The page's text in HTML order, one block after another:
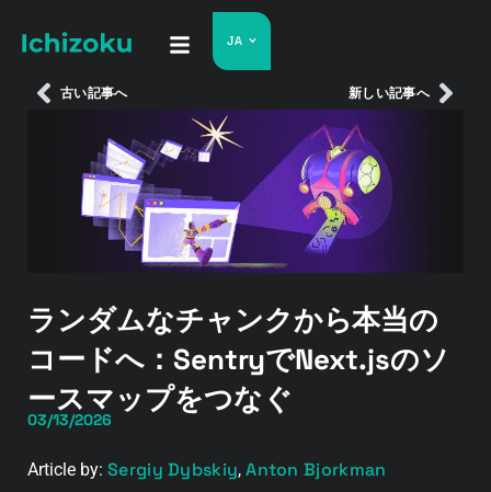
JA
古い記事へ 新しい記事へ
ランダムなチャンクから本当の
コードへ：SentryでNext.jsのソ
ースマップをつなぐ
03/13/2026
Article by: Sergiy Dybskiy,Anton Bjorkman